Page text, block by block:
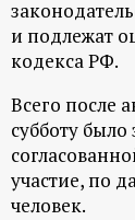
р
а
л
и подлежат
кодекса РФ.
Всего после
субботу
участие, по
человек.